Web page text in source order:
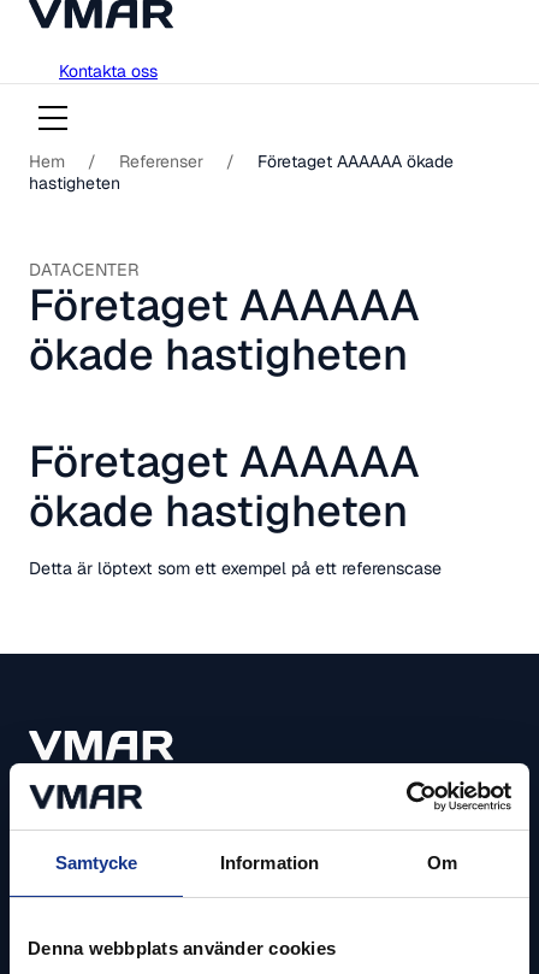
Samtycke Information Om
Denna webbplats använder cookies
till
innehåll
Kontakta oss
Hem / Referenser /
Företaget AAAAAA ökade
hastigheten
DATACENTER
Företaget AAAAAA
ökade hastigheten
Företaget AAAAAA
ökade hastigheten
Detta är löptext som ett exempel på ett referenscase
756 51 Uppsala